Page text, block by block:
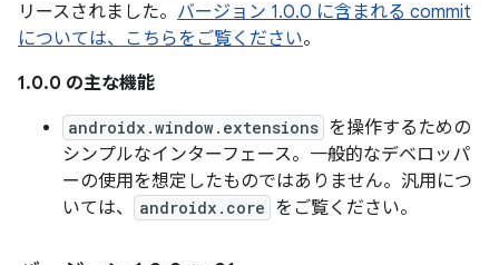
リースされました。 バージョン 1.0.0 に含まれる commit
については、こちらをご覧ください。
1.0.0 の主な機能
androidx.window.extensions を操作するための
シンプルなインターフェース。一般的なデベロッパ
ーの使用を想定したものではありません。汎用につ
いては、
androidx.core をご覧ください。